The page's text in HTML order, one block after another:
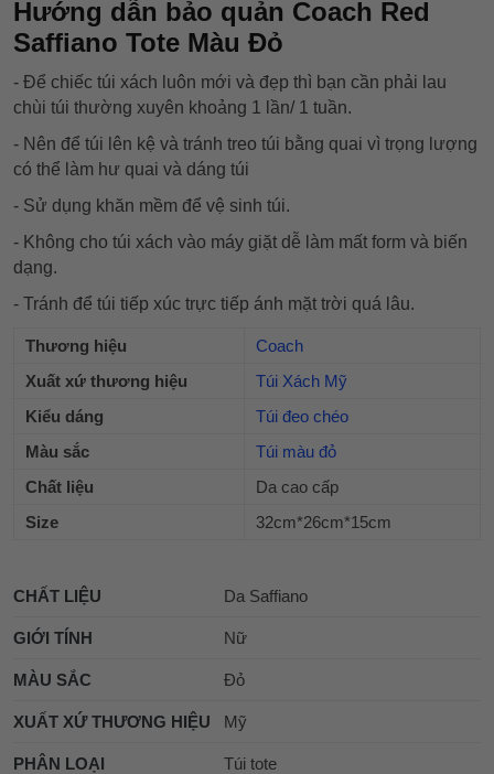
Hướng dẫn bảo quản Coach Red
Saffiano Tote Màu Đỏ
- Để chiếc túi xách luôn mới và đẹp thì bạn cần phải lau
chùi túi thường xuyên khoảng 1 lần/ 1 tuần.
- Nên để túi lên kệ và tránh treo túi bằng quai vì trọng lượng
có thể làm hư quai và dáng túi
- Sử dụng khăn mềm để vệ sinh túi.
- Không cho túi xách vào máy giặt dễ làm mất form và biến
dạng.
- Tránh để túi tiếp xúc trực tiếp ánh mặt trời quá lâu.
Thương hiệu
Coach
Xuất xứ thương hiệu
Túi Xách Mỹ
Kiểu dáng
Túi đeo chéo
Màu sắc
Túi màu đỏ
Chất liệu
Da cao cấp
Size
32cm*26cm*15cm
CHẤT LIỆU Da Saffiano
GIỚI TÍNH Nữ
MÀU SẮC Đỏ
XUẤT XỨ THƯƠNG HIỆU Mỹ
PHÂN LOẠI Túi tote